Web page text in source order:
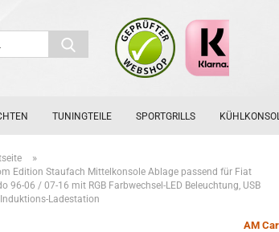
Schnellsuche...
TUNINGTEILE SPORTGRILLS
»
Edition Staufach Mittelkonsole Ablage passend für Fiat
96-06 / 07-16 mit RGB Farbwechsel-LED Beleuchtung, USB
Ladestation
AM